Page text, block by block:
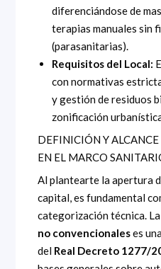
diferenciándose de
terapias manuales sin
(parasanitarias).
Requisitos del Local:
con normativas
y gestión de residuos
zonificación
DEFINICIÓN Y
EN EL MARCO
Al plantearte la apertura
capital, es fundamental
categorización técnica.
no convencionaleses
del Real Decreto 1277/